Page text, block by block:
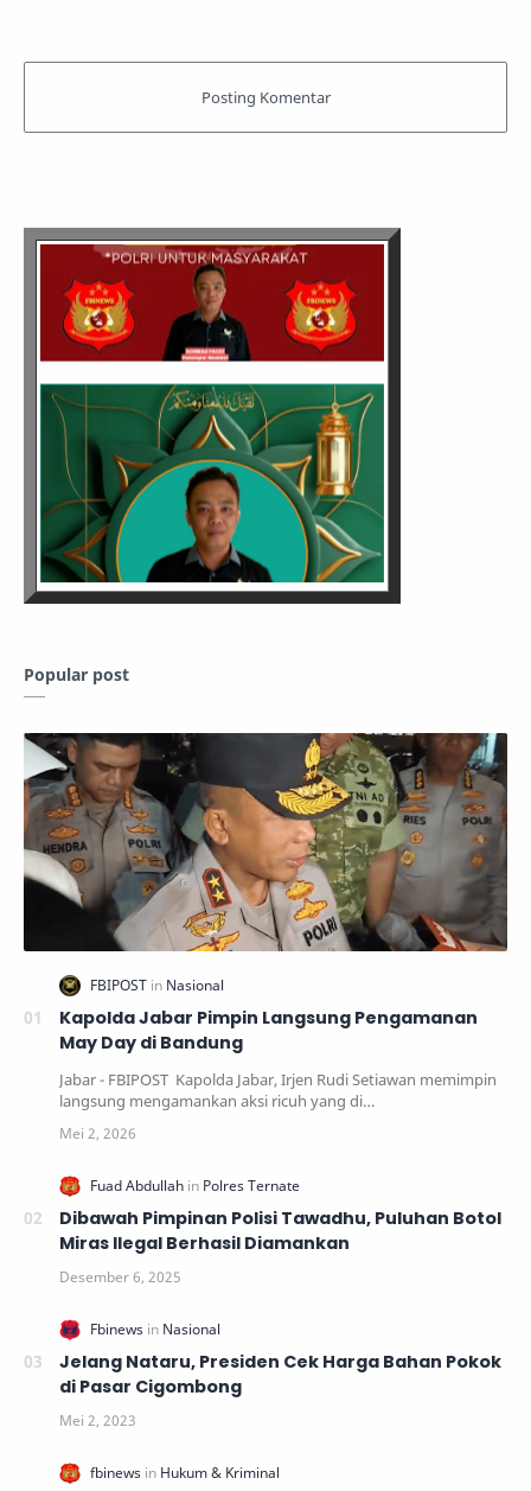
Popular post
Kapolda Jabar Pimpin Langsung Pengamanan
May Day di Bandung
Jabar - FBIPOST Kapolda Jabar, Irjen Rudi Setiawan memimpin
langsung mengamankan aksi ricuh yang di…
Dibawah Pimpinan Polisi Tawadhu, Puluhan Botol
Miras Ilegal Berhasil Diamankan
Jelang Nataru, Presiden Cek Harga Bahan Pokok
di Pasar Cigombong